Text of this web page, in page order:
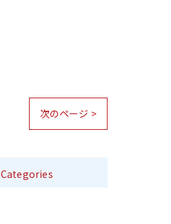
次のページ >
Categories